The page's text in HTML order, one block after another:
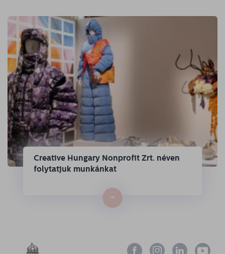
Creative Hungary Nonprofit Zrt. néven
folytatjuk munkánkat
→